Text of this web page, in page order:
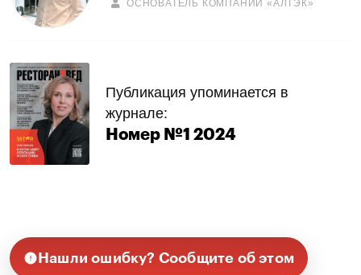
ОСНОВАТЕЛЬ КОМПАНИИ «АЛТЭК»
Публикация упоминается в
журнале:
Номер №1 2024
Нашли ошибку? Сообщите об этом